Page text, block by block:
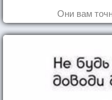
Они вам